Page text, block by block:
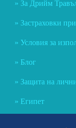
За Дрийм
Застраховки
Условия за
Блог
Защита на
Египет